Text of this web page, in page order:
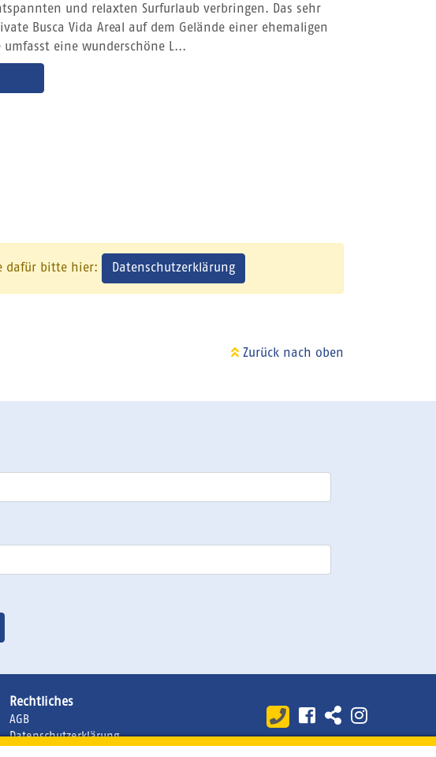
und relaxten Surfurlaub verbringen. Das sehr
Busca Vida Areal auf dem Gelände einer ehemaligen
umfasst eine wunderschöne L...
dafür bitte hier: Datenschutzerklärung
Zurück nach oben
Rechtliches
AGB
Datenschutzerklärung